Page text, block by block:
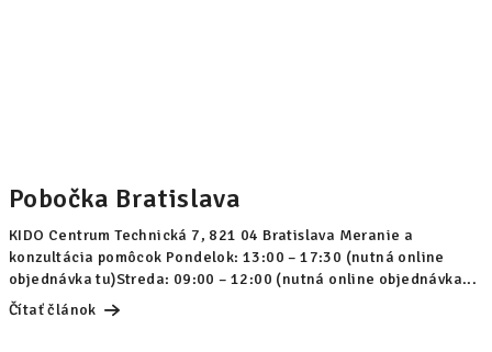
Pobočka Bratislava
KIDO Centrum Technická 7, 821 04 Bratislava Meranie a
konzultácia pomôcok Pondelok: 13:00 – 17:30 (nutná online
objednávka tu)Streda: 09:00 – 12:00 (nutná online objednávka...
Čítať článok